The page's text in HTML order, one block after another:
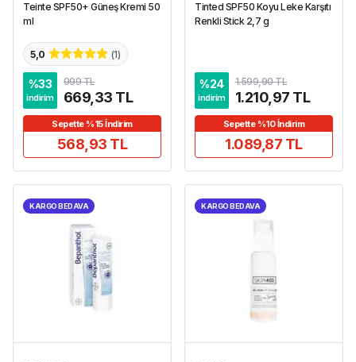
Teinte SPF50+ Güneş Kremi 50
ml
5,0 (1)
%33
indirim
999 TL
669,33 TL
Sepette %15 İndirim
568,93 TL
Tinted SPF50 Koyu Leke Karşıtı
Renkli Stick 2,7 g
%24
indirim
1.599,90 TL
1.210,97 TL
Sepette %10 İndirim
1.089,87 TL
KARGO BEDAVA KARGO BEDAVA